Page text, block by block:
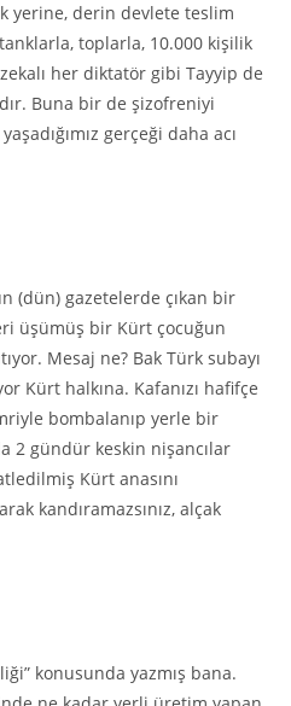
yerine, derin devlete teslim
toplarla, 10.000 kişilik
her diktatör gibi Tayyip de
Buna bir de şizofreniyi
gerçeği daha acı
(dün) gazetelerde çıkan bir
üşümüş bir Kürt çocuğun
Mesaj ne? Bak Türk subayı
Kürt halkına. Kafanızı hafifçe
bombalanıp yerle bir
2 gündür keskin nişancılar
Kürt anasını
kandıramazsınız, alçak
konusunda yazmış bana.